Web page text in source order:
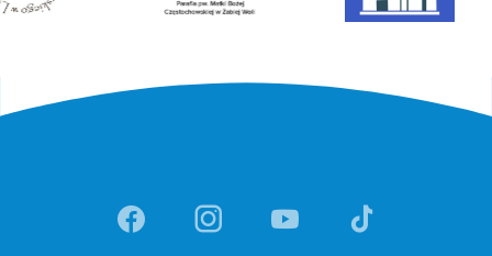
Link otwiera sie w nowej
Link otwiera sie w
Link otwiera